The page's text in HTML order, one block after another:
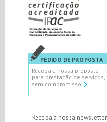
PEDIDO DE PROPOSTA
Receba a nossa proposta
para prestação de serviços,
sem compromisso.
Receba a nossa newsletter